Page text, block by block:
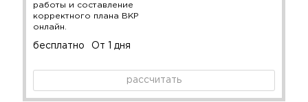
работы и составление
корректного плана ВКР
онлайн.
бесплатно От 1 дня
рассчитать